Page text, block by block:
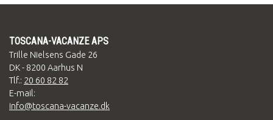
TOSCANA-VACANZE APS
Trille Nielsens Gade 26
DK - 8200 Aarhus N
Tlf.: 20 60 82 82
E-mail:
info@toscana-vacanze.dk